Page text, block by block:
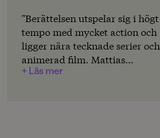
PUBLICERINGSDATUM
2026-05-08
LÄSORDNING
"Berättelsen utspelar sig i högt
tempo med mycket action och
ligger nära tecknade serier och
animerad film. Mattias
Anderssons bilder i fyrfärg
+ Läs mer